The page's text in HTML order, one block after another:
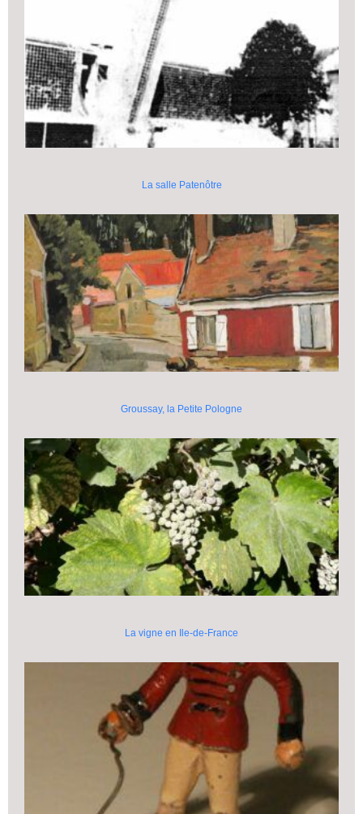
La salle Patenôtre
Groussay, la Petite Pologne
La vigne en Ile-de-France